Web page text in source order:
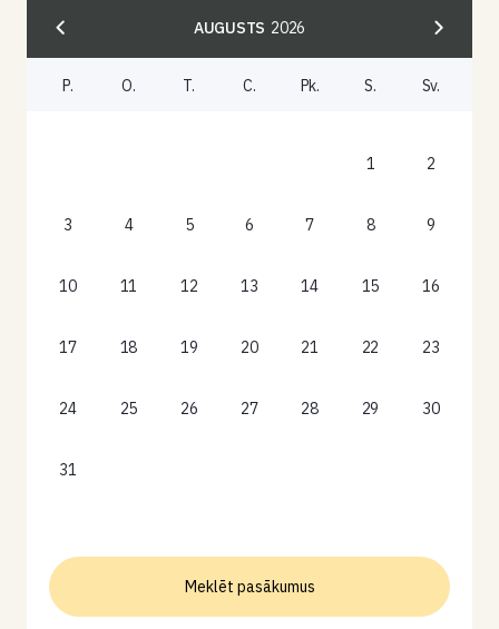
AUGUSTS 2026
P. O. T. C. Pk. S. Sv.
1 2
3 4 5 6 7 8 9
10 11 12 13 14 15 16
17 18 19 20 21 22 23
24 25 26 27 28 29 30
31
Meklēt pasākumus